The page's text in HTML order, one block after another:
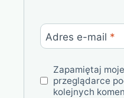
Adres e-mail *
Zapamiętaj
przeglądarce
kolejnych